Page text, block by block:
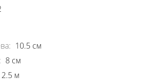
: 10.5 см
: 8 см
2.5 м